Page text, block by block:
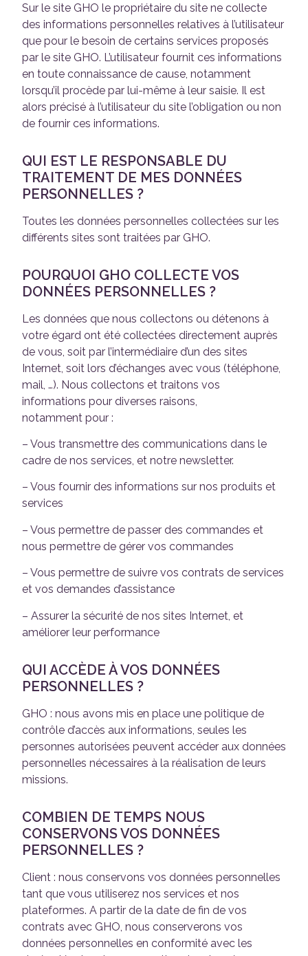
Sur le site GHO le propriétaire du site ne collecte
des informations personnelles relatives à l’utilisateur
que pour le besoin de certains services proposés
par le site GHO. L’utilisateur fournit ces informations
en toute connaissance de cause, notamment
lorsqu’il procède par lui-même à leur saisie. Il est
alors précisé à l’utilisateur du site l’obligation ou non
de fournir ces informations.
QUI EST LE RESPONSABLE DU
TRAITEMENT DE MES DONNÉES
PERSONNELLES ?
Toutes les données personnelles collectées sur les
différents sites sont traitées par GHO.
POURQUOI GHO COLLECTE VOS
DONNÉES PERSONNELLES ?
Les données que nous collectons ou détenons à
votre égard ont été collectées directement auprès
de vous, soit par l’intermédiaire d’un des sites
Internet, soit lors d’échanges avec vous (téléphone,
mail, …). Nous collectons et traitons vos
informations pour diverses raisons,
notamment pour :
– Vous transmettre des communications dans le
cadre de nos services, et notre newsletter.
– Vous fournir des informations sur nos produits et
services
– Vous permettre de passer des commandes et
nous permettre de gérer vos commandes
– Vous permettre de suivre vos contrats de services
et vos demandes d’assistance
– Assurer la sécurité de nos sites Internet, et
améliorer leur performance
QUI ACCÈDE À VOS DONNÉES
PERSONNELLES ?
GHO : nous avons mis en place une politique de
contrôle d’accès aux informations, seules les
personnes autorisées peuvent accéder aux données
personnelles nécessaires à la réalisation de leurs
missions.
COMBIEN DE TEMPS NOUS
CONSERVONS VOS DONNÉES
PERSONNELLES ?
Client : nous conservons vos données personnelles
tant que vous utiliserez nos services et nos
plateformes. A partir de la date de fin de vos
contrats avec GHO, nous conserverons vos
données personnelles en conformité avec les